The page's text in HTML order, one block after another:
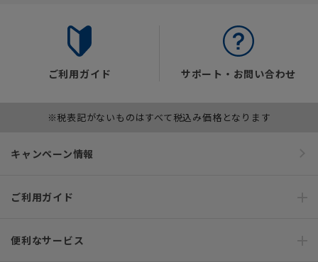
ご利用ガイド サポート・お問い合わせ
※税表記がないものはすべて税込み価格となります
キャンペーン情報
ご利用ガイド
便利なサービス